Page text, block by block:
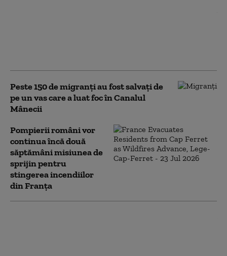
Peste 150 de migranţi au fost salvați de
pe un vas care a luat foc în Canalul
Mânecii
Pompierii români vor
continua încă două
săptămâni misiunea de
sprijin pentru
stingerea incendiilor
din Franța